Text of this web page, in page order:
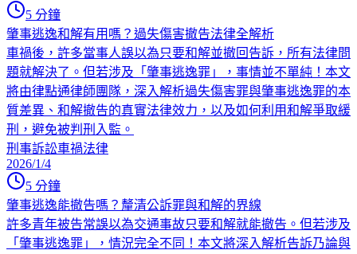
5 分鐘
肇事逃逸和解有用嗎？過失傷害撤告法律全解析
車禍後，許多當事人誤以為只要和解並撤回告訴，所有法律問
題就解決了。但若涉及「肇事逃逸罪」，事情並不單純！本文
將由律點通律師團隊，深入解析過失傷害罪與肇事逃逸罪的本
質差異、和解撤告的真實法律效力，以及如何利用和解爭取緩
刑，避免被判刑入監。
刑事訴訟車禍法律
2026/1/4
5 分鐘
肇事逃逸能撤告嗎？釐清公訴罪與和解的界線
許多青年被告常誤以為交通事故只要和解就能撤告。但若涉及
「肇事逃逸罪」，情況完全不同！本文將深入解析告訴乃論與